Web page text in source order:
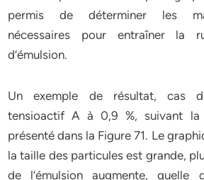
permis de déterminer les
nécessaires pour entraîner la
d’émulsion.
Un exemple de résultat, cas
tensioactif A à 0,9 %, suivant
présenté dans la Figure 71. Le
la taille des particules est grande,
de l’émulsion augmente,